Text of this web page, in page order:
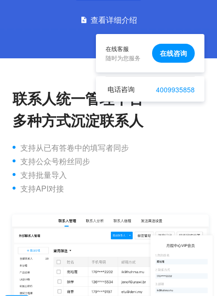
 查看详细介绍
联系人统一管理平台
多种方式沉淀联系人
支持从已有答卷中的填写者同步
支持公众号粉丝同步
支持批量导入
支持API对接
在线客服
随时为您服务
在线咨询
电话咨询 4009935858